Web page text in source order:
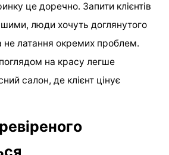
це доречно. Запити клієнтів
люди хочуть доглянутого
не латання окремих проблем.
на красу легше
салон, де клієнт цінує